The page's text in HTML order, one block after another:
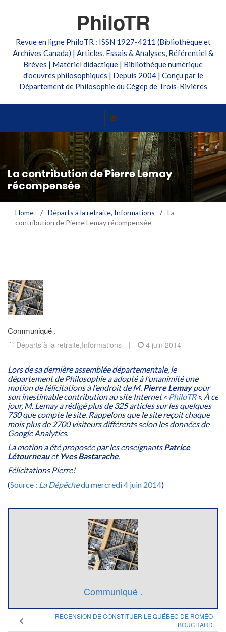
PhiloTR
Revue en ligne PhiloTR : ISSN 1927-4211 (Bibliothèque et
Archives Canada) | Articles, Essais & Analyses, Référentiel &
Brèves | Matériel didactique | Bibliothèque numérique
d'oeuvres philosophiques | Depuis 2004 | Conçu par le
Département de Philosophie du Cégep de Trois-Rivières
La contribution de Pierre Lemay
récompensée
Home / Départs à la retraite, Informations / La
contribution de Pierre Lemay récompensée
Communiqué .
Départs à la retraite,Informations | 4 juin 2014
Lors de sa dernière assemblée départementale, le
département de Philosophie a adopté à l’unanimité une
motion de félicitations à l’endroit de M. Pierre Lemaypour
son inestimable contribution au site Internet « PhiloTR». À ce
jour, M. Lemay a rédigé plus de 325 articles sur les quelques
730 que compte le site. Rappelons que le site reçoit chaque
mois plus de 2700 visiteurs différents selon les données de
Google Analytics.
La motion a été proposée par les enseignantsPatrice
Létourneauet Yves Bastarache.
Félicitations Pierre!
(Source : La Dépêchedu mercredi 4 juin 2014)
Communiqué .
RECENSION DE CONSTITUER LE QUÉBEC DE ROMÉO
BOUCHARD